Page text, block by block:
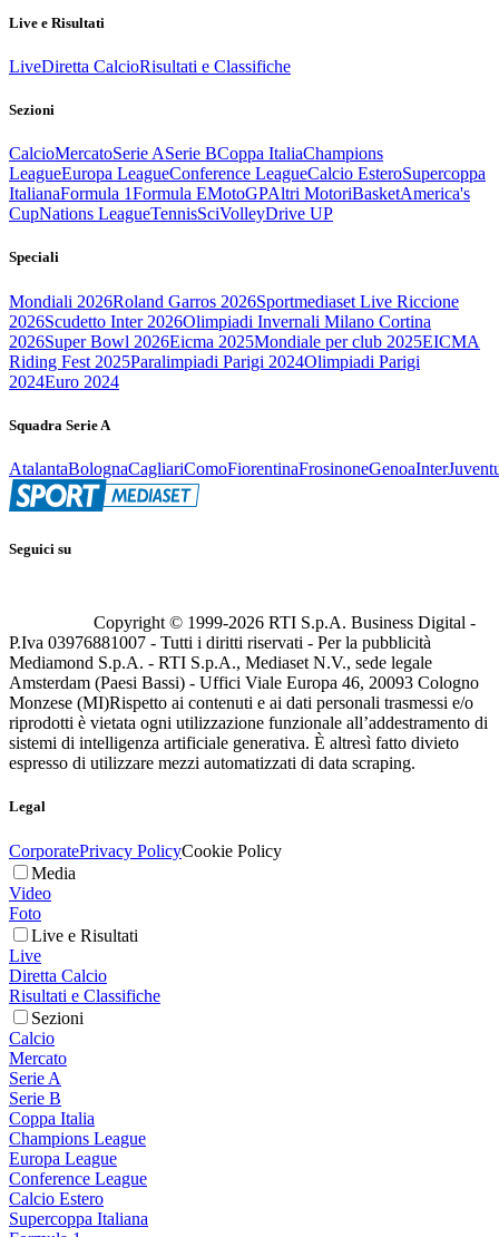
Live e Risultati
LiveDiretta CalcioRisultati e Classifiche
Sezioni
CalcioMercatoSerie ASerie BCoppa ItaliaChampions
LeagueEuropa LeagueConference LeagueCalcio EsteroSupercoppa
ItalianaFormula 1Formula EMotoGPAltri MotoriBasketAmerica's
CupNations LeagueTennisSciVolleyDrive UP
Speciali
Mondiali 2026Roland Garros 2026Sportmediaset Live Riccione
2026Scudetto Inter 2026Olimpiadi Invernali Milano Cortina
2026Super Bowl 2026Eicma 2025Mondiale per club 2025EICMA
Riding Fest 2025Paralimpiadi Parigi 2024Olimpiadi Parigi
2024Euro 2024
Squadra Serie A
AtalantaBolognaCagliariComoFiorentinaFrosinoneGenoaInter
Seguici su
Copyright © 1999-2026 RTI S.p.A. Business Digital -
P.Iva 03976881007 - Tutti i diritti riservati - Per la pubblicità
Mediamond S.p.A. - RTI S.p.A., Mediaset N.V., sede legale
Amsterdam (Paesi Bassi) - Uffici Viale Europa 46, 20093 Cologno
Monzese (MI)Rispetto ai contenuti e ai dati personali trasmessi e/o
riprodotti è vietata ogni utilizzazione funzionale all’addestramento di
sistemi di intelligenza artificiale generativa. È altresì fatto divieto
espresso di utilizzare mezzi automatizzati di data scraping.
Legal
CorporatePrivacy PolicyCookie Policy
Media
Video
Foto
Live e Risultati
Live
Diretta Calcio
Risultati e Classifiche
Sezioni
Calcio
Mercato
Serie A
Serie B
Coppa Italia
Champions League
Europa League
Conference League
Calcio Estero
Supercoppa Italiana